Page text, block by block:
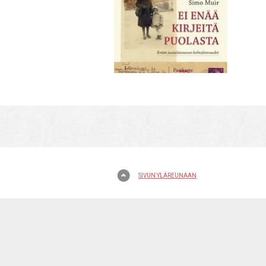
SIVUN YLÄREUNAAN